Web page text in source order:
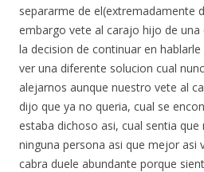
separarme de el(extremadamente
embargo vete al carajo hijo de
la decision de continuar en
ver una diferente solucion cual
alejarnos aunque nuestro vete al
dijo que ya no queria, cual se
estaba dichoso asi, cual sentia que
ninguna persona asi que mejor asi
cabra duele abundante porque